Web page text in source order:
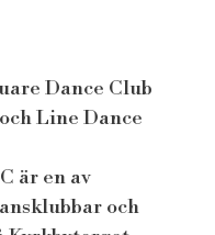
Dance Club
Line Dance
är en av
och